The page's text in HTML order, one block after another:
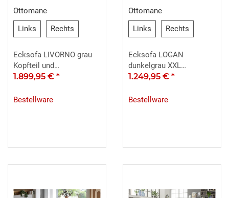
Ottomane
Links LinksRechts
Ecksofa LIVORNO grau
Kopfteil und
Sitztiefenverstellung
1.899,95 € *
Bestellware
Ottomane
Links LinksRechts
Ecksofa LOGAN
dunkelgrau XXL
Sitztiefenverstellung
1.249,95 € *
Bestellware